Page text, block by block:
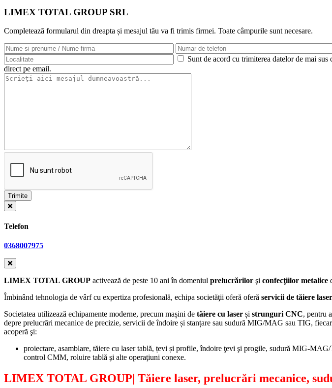
LIMEX TOTAL GROUP SRL
Completează formularul din dreapta și mesajul tău va fi trimis firmei. Toate câmpurile sunt necesare.
Sunt de acord cu trimiterea datelor de mai
direct pe email.
Telefon
0368007975
LIMEX TOTAL GROUP activează de peste 10 ani în domeniul prelucrărilor şi confecţiilor metalice
Îmbinând tehnologia de vârf cu expertiza profesională, echipa societăţii oferă oferă servicii de tăiere
Societatea utilizează echipamente moderne, precum mașini de tăiere cu laser și strunguri CNC, pentru
depre prelucrări mecanice de precizie, servicii de îndoire și stanțare sau sudură MIG/MAG sau TIG,
acoperă şi:
proiectare, asamblare, tăiere cu laser tablă, țevi și profile, îndoire ţevi şi progile, sudură MIG-
control CMM, roluire tablă şi alte operaţiuni conexe.
LIMEX TOTAL GROUP| Tăiere laser, prelucrări mecanice,